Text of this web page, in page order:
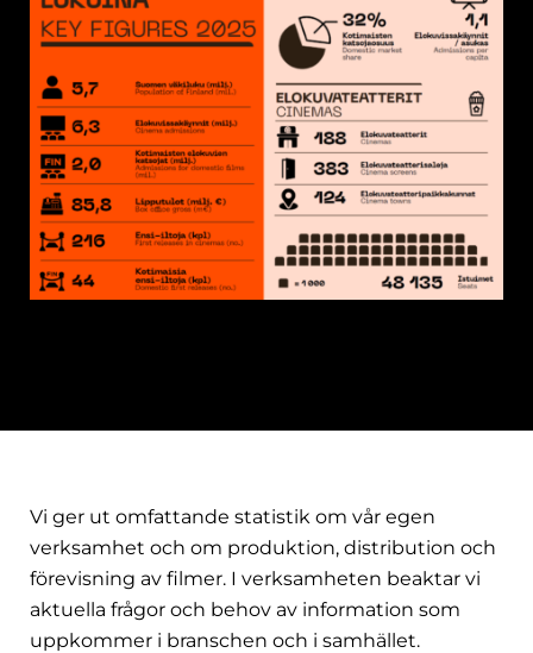
Vi ger ut omfattande statistik om vår egen
verksamhet och om produktion, distribution och
förevisning av filmer. I verksamheten beaktar vi
aktuella frågor och behov av information som
uppkommer i branschen och i samhället.